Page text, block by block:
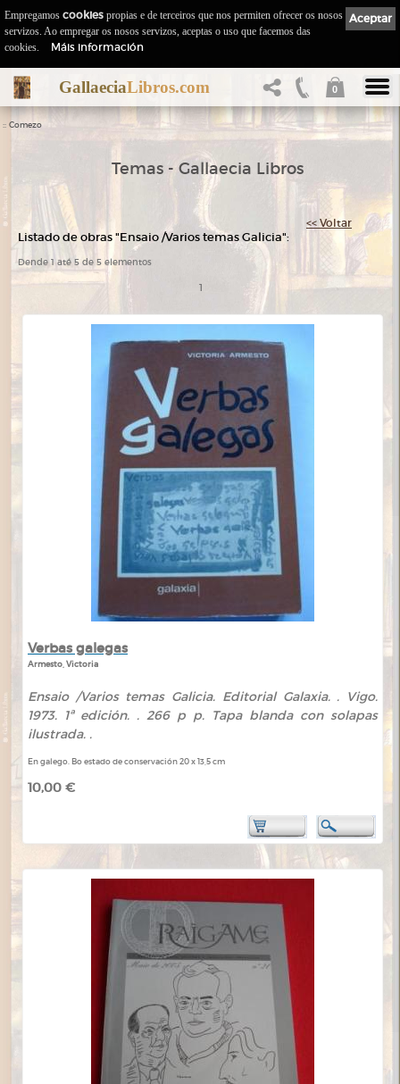
GallaeciaLibros.com 0
:: Comezo
Temas - Gallaecia Libros
<< Voltar
Listado de obras "Ensaio /Varios temas Galicia":
Dende 1 até 5 de 5 elementos
1
Verbas galegas
Armesto, Victoria
Ensaio /Varios temas Galicia. Editorial Galaxia. . Vigo.
1973. 1ª edición. . 266 p p. Tapa blanda con solapas
ilustrada. .
En galego. Bo estado de conservación 20 x 13,5 cm
10,00 €
Aceptar
Empregamos cookies propias e de terceiros que nos permiten ofrecer os nosos
servizos. Ao empregar os nosos servizos, aceptas o uso que facemos das
cookies.
Máis información